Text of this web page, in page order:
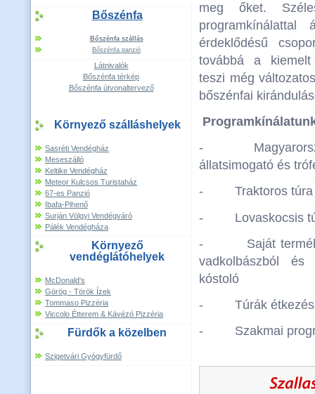
Bőszénfa
Bőszénfa szállás
Bőszénfa panzió
Látnivalók
Bőszénfa térkép
Bőszénfa útvonaltervező
Környező szálláshelyek
Sasréti Vendégház
Meseszálló
Keltike Vendégház
Meteor Kulcsos Turistaház
67-es Panzió
Ibafa-Pihenő
Surján Völgyi Vendégváró
Pálék Vendégháza
Környező
vendéglátóhelyek
McDonald's
Görög - Török Ízek
Tommaso Pizzéria
Viccolo Étterem & Kávézó Pizzéria
Fürdők a közelben
Szigetvári Gyógyfürdő
meg őket.
programkínálattal
érdeklődésű
továbbá a kiemelt
teszi még
bőszénfai
-
állatsimogató és
- Traktoros túra
- Lovaskocsis
- Saját
vadkolbászból és
kóstoló
- Túrák
- Szakmai